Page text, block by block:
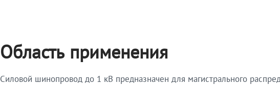
Область применения
Силовой шинопровод до 1 кВ предназначен для магистрального